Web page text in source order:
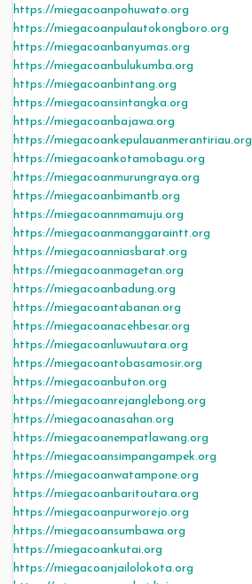
https://miegacoanpohuwato.org
https://miegacoanpulautokongboro.org
https://miegacoanbanyumas.org
https://miegacoanbulukumba.org
https://miegacoanbintang.org
https://miegacoansintangka.org
https://miegacoanbajawa.org
https://miegacoankepulauanmerantiriau.org
https://miegacoankotamobagu.org
https://miegacoanmurungraya.org
https://miegacoanbimantb.org
https://miegacoannmamuju.org
https://miegacoanmanggaraintt.org
https://miegacoanniasbarat.org
https://miegacoanmagetan.org
https://miegacoanbadung.org
https://miegacoantabanan.org
https://miegacoanacehbesar.org
https://miegacoanluwuutara.org
https://miegacoantobasamosir.org
https://miegacoanbuton.org
https://miegacoanrejanglebong.org
https://miegacoanasahan.org
https://miegacoanempatlawang.org
https://miegacoansimpangampek.org
https://miegacoanwatampone.org
https://miegacoanbaritoutara.org
https://miegacoanpurworejo.org
https://miegacoansumbawa.org
https://miegacoankutai.org
https://miegacoanjailolokota.org